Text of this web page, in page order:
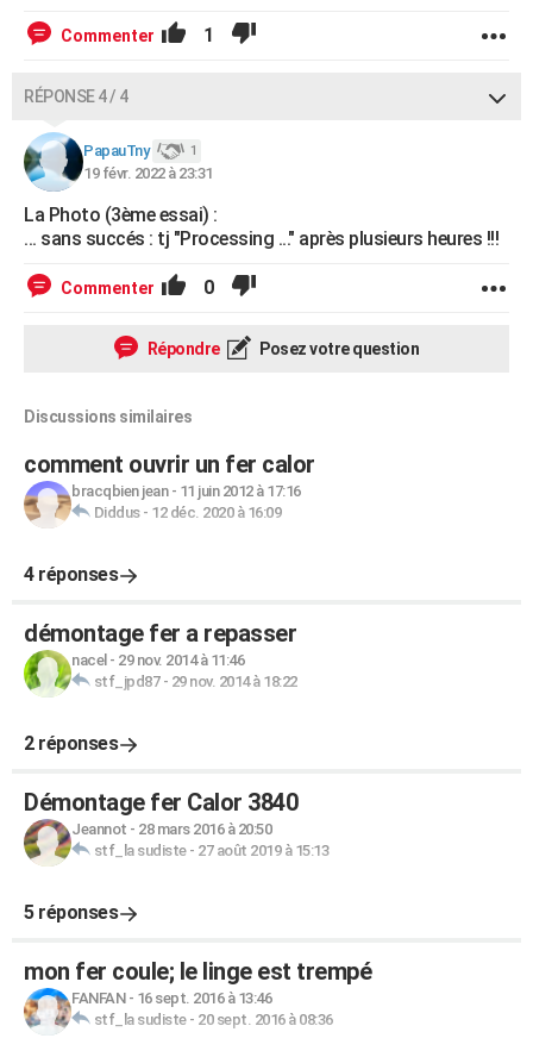
Commenter 1
RÉPONSE 4 / 4
PapauTny 1
19 févr. 2022 à 23:31
La Photo (3ème essai) :
... sans succés : tj "Processing ..." après plusieurs heures !!!
Commenter 0
Répondre Posez votre question
Discussions similaires
comment ouvrir un fer calor
bracqbien jean- 11 juin 2012 à 17:16
Diddus- 12 déc. 2020 à 16:09
4 réponses
démontage fer a repasser
nacel - 29 nov. 2014 à 11:46
stf_jpd87- 29 nov. 2014 à 18:22
2 réponses
Démontage fer Calor 3840
Jeannot - 28 mars 2016 à 20:50
stf_la sudiste- 27 août 2019 à 15:13
5 réponses
mon fer coule; le linge est trempé
FANFAN- 16 sept. 2016 à 13:46
stf_la sudiste- 20 sept. 2016 à 08:36